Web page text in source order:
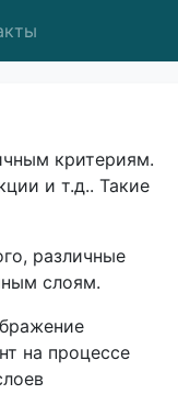
критериям.
и т.д.. Такие
различные
слоям.
на процессе